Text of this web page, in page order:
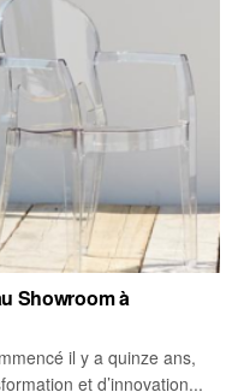
Showroom à
il y a quinze ans,
et d’innovation...